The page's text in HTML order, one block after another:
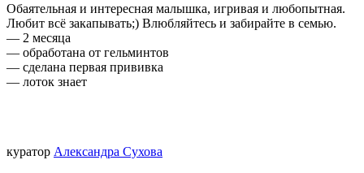
Обаятельная и интересная малышка, игривая и любопытная.
Любит всё закапывать;) Влюбляйтесь и забирайте в семью.
— 2 месяца
— обработана от гельминтов
— сделана первая прививка
— лоток знает
куратор Александра Сухова